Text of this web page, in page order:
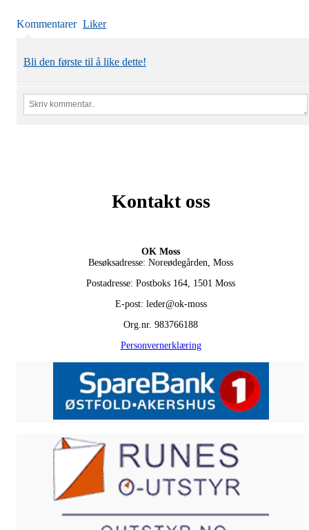
Kommentarer Liker
Bli den første til å like dette!
Kontakt oss
OK Moss
Besøksadresse: Noreødegården, Moss
Postadresse: Postboks 164, 1501 Moss
E-post: leder@ok-moss
Org.nr. 983766188
Personvernerklæring